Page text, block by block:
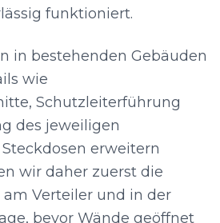
funktioniert.
in bestehenden Gebäuden
wie
Schutzleiterführung
des jeweiligen
erweitern
wir daher zuerst die
am Verteiler und in der
bevor Wände geöffnet